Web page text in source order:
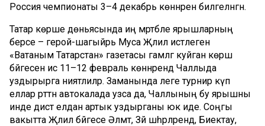
Россия чемпионаты 3–4 декабрь көннәренә билгеләнгән.
Татар көрәше дөньясында иң мәртәбәле ярышларның
берсе – герой-шагыйрь Муса Җәлил истәлегенә
«Ватаным Татарстан» газетасы гамәлгә куйган көрәш
бәйгесен исә 11–12 февраль көннәрендә Чаллыда
уздырырга ниятлиләр. Заманында әлеге турнир күп
еллар рәттән автокалада узса да, Чаллының бу ярышны
инде дистә елдан артык уздырганы юк иде. Соңгы
вакытта Җәлил бәйгесе Әлмәт, Зәй шәһәрләрендә, Биектау,